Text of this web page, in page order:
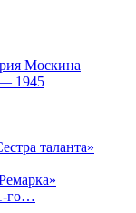
Москина
— 1945
таланта»
го…